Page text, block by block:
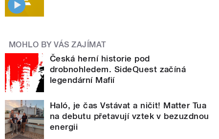
MOHLO BY VÁS ZAJÍMAT
Česká herní historie pod
drobnohledem. SideQuest začíná
legendární Mafií
Haló, je čas Vstávat a ničit! Matter Tua
na debutu přetavují vztek v bezuzdnou
energii